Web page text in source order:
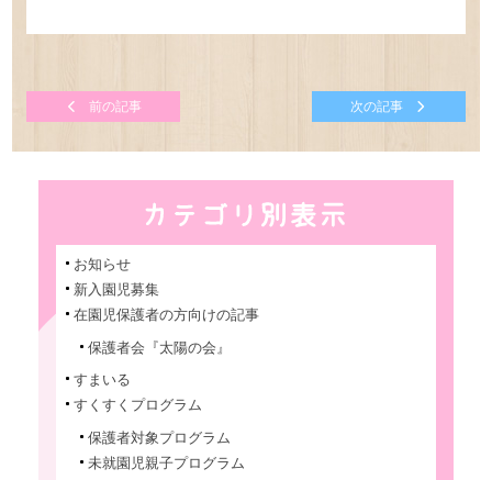
前の記事 次の記事
お知らせ
新入園児募集
在園児保護者の方向けの記事
保護者会『太陽の会』
すまいる
すくすくプログラム
保護者対象プログラム
未就園児親子プログラム